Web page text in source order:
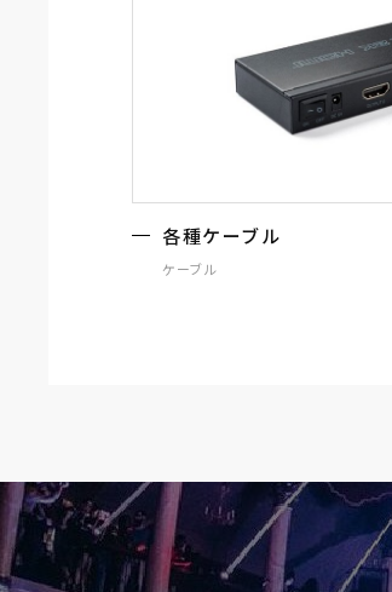
各種ケーブル
ケーブル